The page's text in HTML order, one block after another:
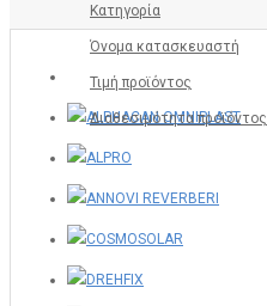
Κατηγορία
Όνομα κατασκευαστή
Τιμή προϊόντος
Διαθεσιμότητα προϊόντος